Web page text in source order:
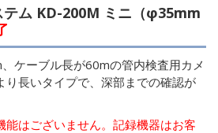
テム KD-200M ミニ（φ35mm
ケーブル長が60mの管内検査用カメ
り長いタイプで、深部までの確認が
はございません。記録機器はお客